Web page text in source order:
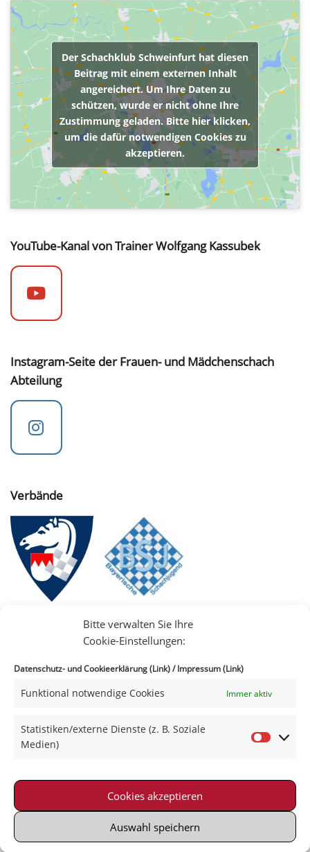
Bitte verwalten Sie Ihre
Cookie-Einstellungen:
Datenschutz- und Cookieerklärung (Link)/Impressum (Link)
Funktional notwendige Cookies Immer aktiv
Statistiken/externe Dienste (z. B. Soziale
Medien)
Cookies akzeptieren
Auswahl speichern
Der Schachklub Schweinfurt hat diesen
Beitrag mit einem externen Inhalt
angereichert. Um Ihre Daten zu
schützen, wurde er nicht ohne Ihre
Zustimmung geladen. Bitte hier klicken,
um die dafür notwendigen Cookies zu
akzeptieren.
YouTube-Kanal von Trainer Wolfgang Kassubek
Instagram-Seite der Frauen- und Mädchenschach
Abteilung
Verbände
|Datenschutz|Kontakt
© 2021-2026 Schachklub Schweinfurt 2000 e. V.
Powered by Wordpress with Neve-Theme